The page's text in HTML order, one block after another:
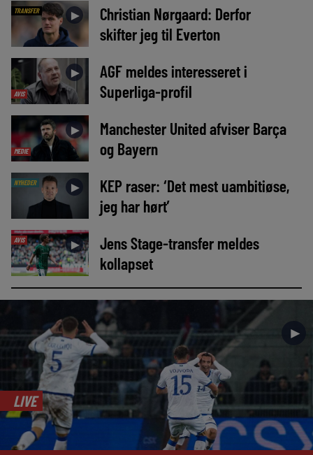
TRANSFER ►
Christian Nørgaard: Derfor
skifter jeg til Everton
AVIS
►
AGF meldes interesseret i
Superliga-profil
MEDIE
►
Manchester United afviser Barça
og Bayern
NYHEDER ►
KEP raser: ‘Det mest uambitiøse,
jeg har hørt’
AVIS ►
Jens Stage-transfer meldes
kollapset
►
LIVE